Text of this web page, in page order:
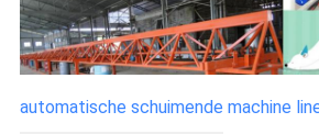
automatische schuimende machine